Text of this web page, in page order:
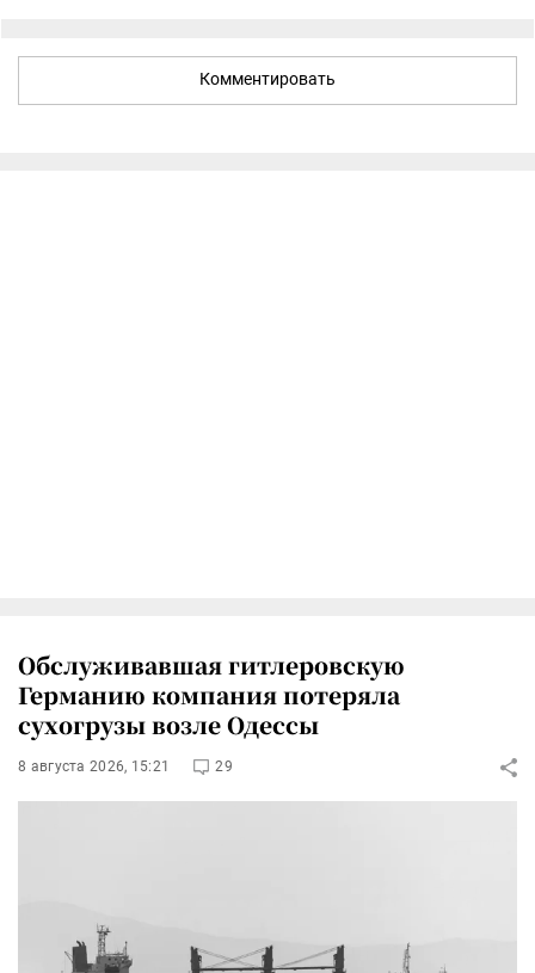
Комментировать
Обслуживавшая гитлеровскую
Германию компания потеряла
сухогрузы возле Одессы
8 августа 2026, 15:21 29